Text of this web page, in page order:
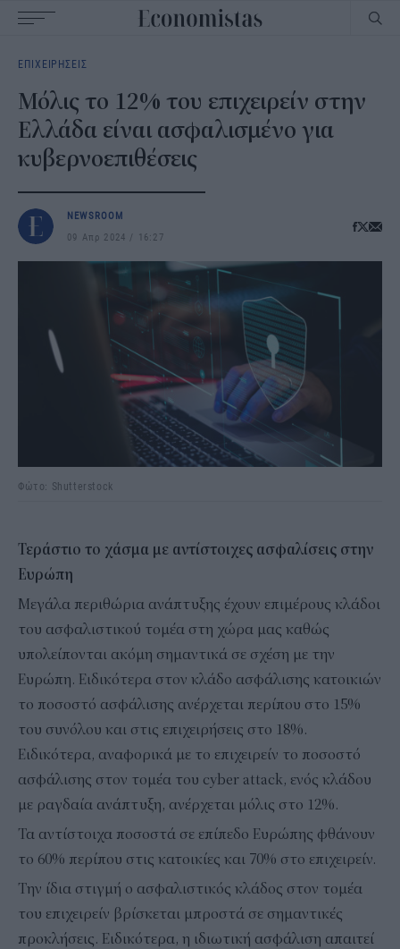
navigation
ΕΠΙΧΕΙΡΗΣΕΙΣ
Μόλις το 12% του επιχειρείν στην
Ελλάδα είναι ασφαλισμένο για
κυβερνοεπιθέσεις
NEWSROOM
09 Απρ 2024
16:27
Φώτο: Shutterstock
Τεράστιο το χάσμα με αντίστοιχες ασφαλίσεις στην
Ευρώπη
Μεγάλα περιθώρια ανάπτυξης έχουν επιμέρους κλάδοι
του ασφαλιστικού τομέα στη χώρα μας καθώς
υπολείπονται ακόμη σημαντικά σε σχέση με την
Ευρώπη. Ειδικότερα στον κλάδο ασφάλισης κατοικιών
το ποσοστό ασφάλισης ανέρχεται περίπου στο 15%
του συνόλου και στις επιχειρήσεις στο 18%.
Ειδικότερα, αναφορικά με το επιχειρείν το ποσοστό
ασφάλισης στον τομέα του cyber attack, ενός κλάδου
με ραγδαία ανάπτυξη, ανέρχεται μόλις στο 12%.
Τα αντίστοιχα ποσοστά σε επίπεδο Ευρώπης φθάνουν
το 60% περίπου στις κατοικίες και 70% στο επιχειρείν.
Την ίδια στιγμή ο ασφαλιστικός κλάδος στον τομέα
του επιχειρείν βρίσκεται μπροστά σε σημαντικές
προκλήσεις. Ειδικότερα, η ιδιωτική ασφάλιση απαιτεί